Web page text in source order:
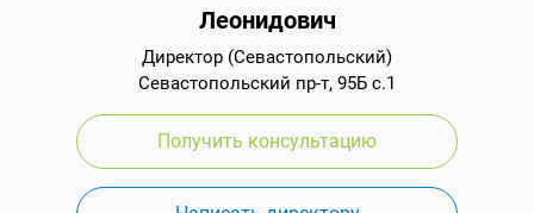
Леонидович
Директор (Севастопольский)
Севастопольский пр-т, 95Б с.1
Получить консультацию